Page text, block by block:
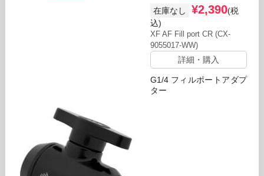
在庫なし ¥2,390(税
込)
XF AF Fill port CR (CX-
9055017-WW)
詳細・購入
G1/4 フィルポートアダプ
ター